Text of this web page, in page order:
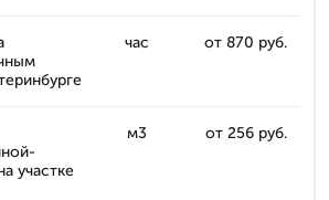
час от 870 руб.
участке
м3 от 256 руб.